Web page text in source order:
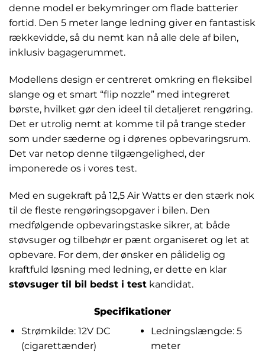
denne model er bekymringer om flade batterier
fortid. Den 5 meter lange ledning giver en fantastisk
rækkevidde, så du nemt kan nå alle dele af bilen,
inklusiv bagagerummet.
Modellens design er centreret omkring en fleksibel
slange og et smart “flip nozzle” med integreret
børste, hvilket gør den ideel til detaljeret rengøring.
Det er utrolig nemt at komme til på trange steder
som under sæderne og i dørenes opbevaringsrum.
Det var netop denne tilgængelighed, der
imponerede os i vores test.
Med en sugekraft på 12,5 Air Watts er den stærk nok
til de fleste rengøringsopgaver i bilen. Den
medfølgende opbevaringstaske sikrer, at både
støvsuger og tilbehør er pænt organiseret og let at
opbevare. For dem, der ønsker en pålidelig og
kraftfuld løsning med ledning, er dette en klar
støvsuger til bil bedst i test kandidat.
Specifikationer
Strømkilde: 12V DC
(cigarettænder)
Ledningslængde: 5
meter